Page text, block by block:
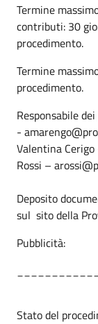
Termine
contributi: 30
procedimento.
Termine
procedimento.
Responsabile
-
Valentina
Rossi –
Deposito
sul sito della
Pubblicità:
Stato del